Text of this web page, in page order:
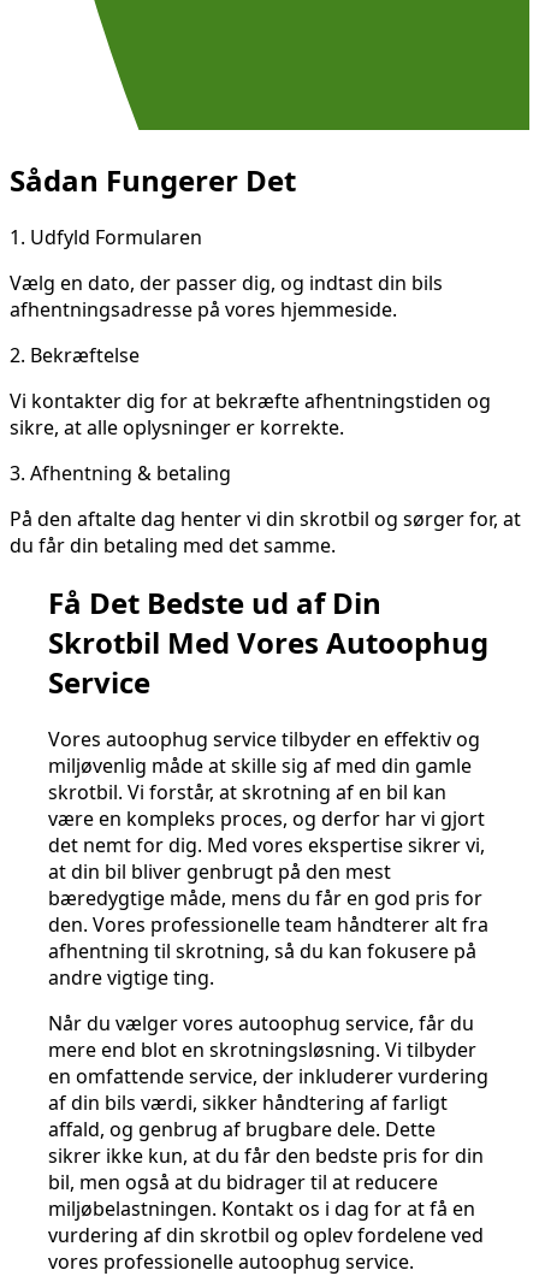
Sådan Fungerer Det
1. Udfyld Formularen
Vælg en dato, der passer dig, og indtast din bils
afhentningsadresse på vores hjemmeside.
2. Bekræftelse
Vi kontakter dig for at bekræfte afhentningstiden og
sikre, at alle oplysninger er korrekte.
3. Afhentning & betaling
På den aftalte dag henter vi din skrotbil og sørger for, at
du får din betaling med det samme.
Få Det Bedste ud af Din
Skrotbil Med Vores Autoophug
Service
Vores autoophug service tilbyder en effektiv og
miljøvenlig måde at skille sig af med din gamle
skrotbil. Vi forstår, at skrotning af en bil kan
være en kompleks proces, og derfor har vi gjort
det nemt for dig. Med vores ekspertise sikrer vi,
at din bil bliver genbrugt på den mest
bæredygtige måde, mens du får en god pris for
den. Vores professionelle team håndterer alt fra
afhentning til skrotning, så du kan fokusere på
andre vigtige ting.
Når du vælger vores autoophug service, får du
mere end blot en skrotningsløsning. Vi tilbyder
en omfattende service, der inkluderer vurdering
af din bils værdi, sikker håndtering af farligt
affald, og genbrug af brugbare dele. Dette
sikrer ikke kun, at du får den bedste pris for din
bil, men også at du bidrager til at reducere
miljøbelastningen. Kontakt os i dag for at få en
vurdering af din skrotbil og oplev fordelene ved
vores professionelle autoophug service.